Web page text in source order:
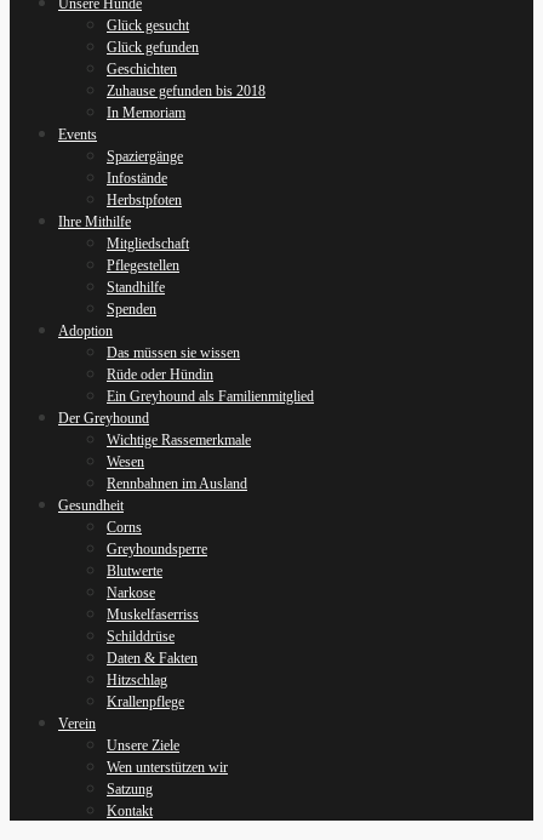
Unsere Hunde
Glück gesucht
Glück gefunden
Geschichten
Zuhause gefunden bis 2018
In Memoriam
Events
Spaziergänge
Infostände
Herbstpfoten
Ihre Mithilfe
Mitgliedschaft
Pflegestellen
Standhilfe
Spenden
Adoption
Das müssen sie wissen
Rüde oder Hündin
Ein Greyhound als Familienmitglied
Der Greyhound
Wichtige Rassemerkmale
Wesen
Rennbahnen im Ausland
Gesundheit
Corns
Greyhoundsperre
Blutwerte
Narkose
Muskelfaserriss
Schilddrüse
Daten & Fakten
Hitzschlag
Krallenpflege
Verein
Unsere Ziele
Wen unterstützen wir
Satzung
Kontakt